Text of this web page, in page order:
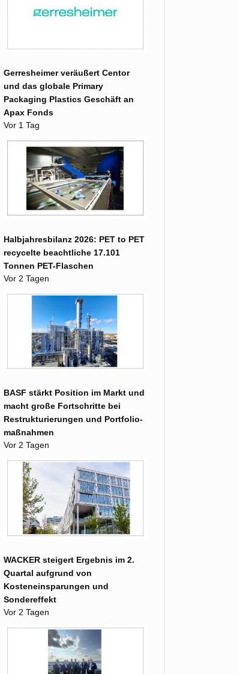
Gerresheimer veräußert Centor
und das globale Primary
Packaging Plastics Geschäft an
Apax Fonds
Vor 1 Tag
Halbjahresbilanz 2026: PET to PET
recycelte beachtliche 17.101
Tonnen PET-Flaschen
Vor 2 Tagen
BASF stärkt Position im Markt und
macht große Fort­schritte bei
Restruk­turierungen und Portfolio­
maß­nahmen
Vor 2 Tagen
WACKER steigert Ergebnis im 2.
Quartal aufgrund von
Kosteneinsparungen und
Sondereffekt
Vor 2 Tagen